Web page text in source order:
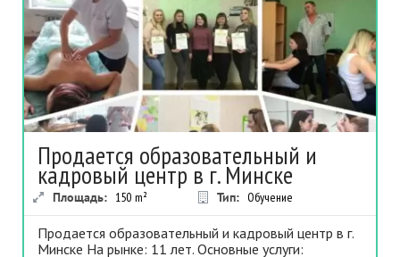
Продается образовательный и
кадровый центр в г. Минске
Площадь: 150 m² Тип: Обучение
Продается образовательный и кадровый центр в г.
Минске На рынке: 11 лет. Основные услуги: